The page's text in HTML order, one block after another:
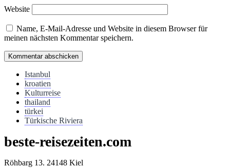
Website
Name, E-Mail-Adresse und Website in diesem Browser für
meinen nächsten Kommentar speichern.
Istanbul
kroatien
Kulturreise
thailand
türkei
Türkische Riviera
beste-reisezeiten.com
Röhbarg 13. 24148 Kiel